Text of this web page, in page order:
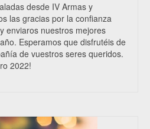
desde IV Armas y
las gracias por la confianza
enviaros nuestros mejores
Esperamos que disfrutéis de
de vuestros seres queridos.
2022!